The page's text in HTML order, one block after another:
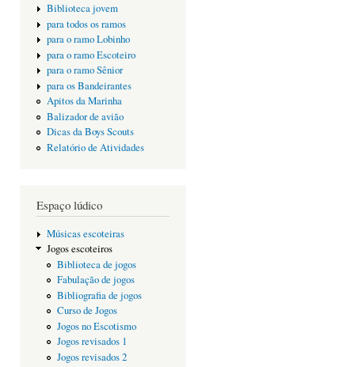
Biblioteca jovem
para todos os ramos
para o ramo Lobinho
para o ramo Escoteiro
para o ramo Sênior
para os Bandeirantes
Apitos da Marinha
Balizador de avião
Dicas da Boys Scouts
Relatório de Atividades
Espaço lúdico
Músicas escoteiras
Jogos escoteiros
Biblioteca de jogos
Fabulação de jogos
Bibliografia de jogos
Curso de Jogos
Jogos no Escotismo
Jogos revisados 1
Jogos revisados 2